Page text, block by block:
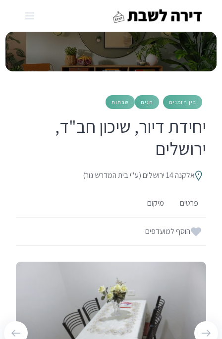
בין הזמנים חגים שבתות
יחידת דיור, שיכון חב"ד,
ירושלים
אלקנה 14 ירושלים (ע"י בית המדרש גור)
פרטים מיקום
הוסף למועדפים